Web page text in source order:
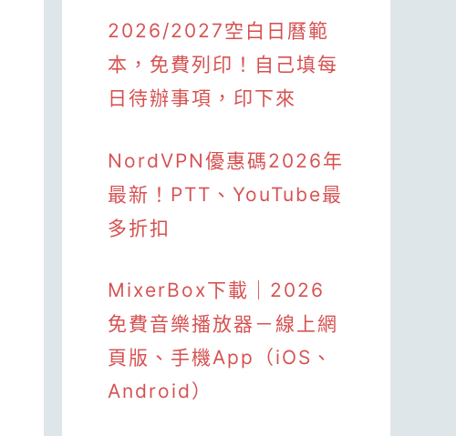
2026/2027空白日曆範
本，免費列印！自己填每
日待辦事項，印下來
NordVPN優惠碼2026年
最新！PTT、YouTube最
多折扣
MixerBox下載｜2026
免費音樂播放器－線上網
頁版、手機App（iOS、
Android）